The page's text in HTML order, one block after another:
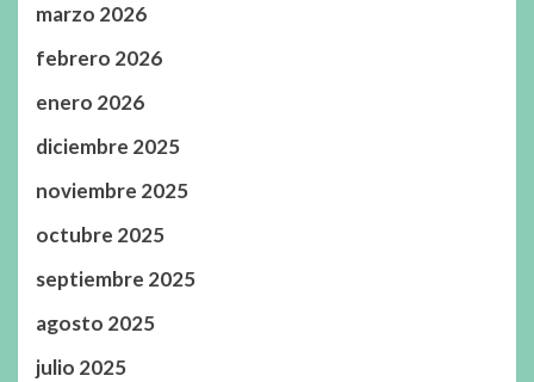
marzo 2026
febrero 2026
enero 2026
diciembre 2025
noviembre 2025
octubre 2025
septiembre 2025
agosto 2025
julio 2025